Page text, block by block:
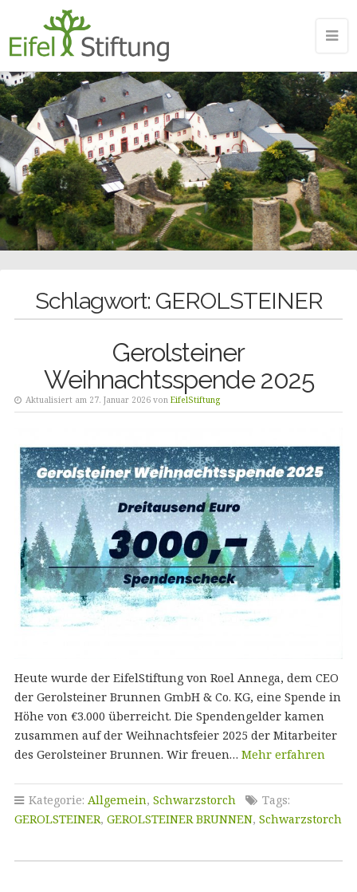
Schlagwort: GEROLSTEINER
Gerolsteiner
Weihnachtsspende 2025
Aktualisiert am 27. Januar 2026 von EifelStiftung
Heute wurde der EifelStiftung von Roel Annega, dem CEO
der Gerolsteiner Brunnen GmbH & Co. KG, eine Spende in
Höhe von €3.000 überreicht. Die Spendengelder kamen
zusammen auf der Weihnachtsfeier 2025 der Mitarbeiter
des Gerolsteiner Brunnen. Wir freuen… Mehr erfahren
Kategorie: Allgemein, Schwarzstorch
Tags:
GEROLSTEINER, GEROLSTEINER BRUNNEN, Schwarzstorch